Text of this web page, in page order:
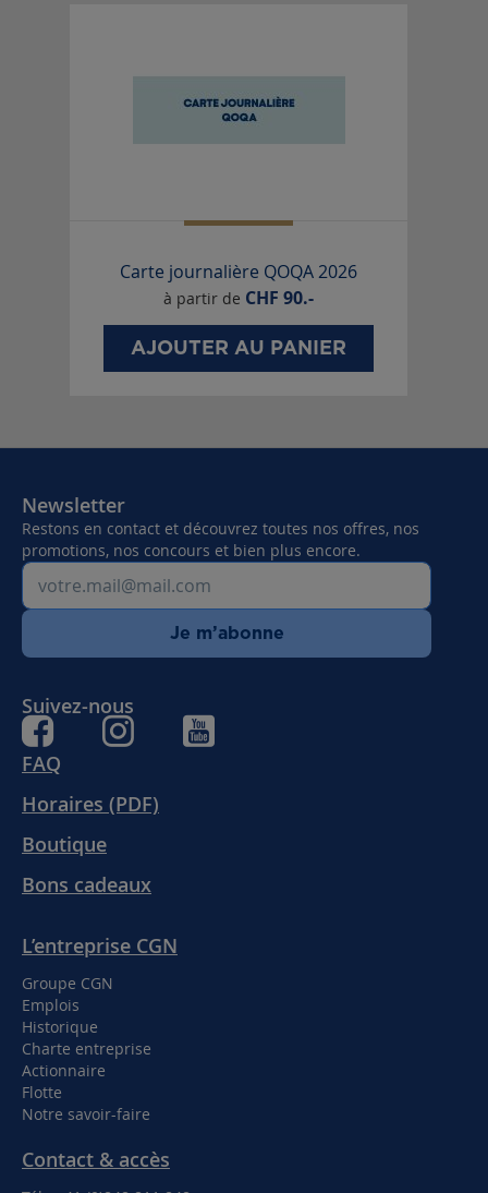
Carte journalière QOQA 2026
à partir de CHF 90.-
AJOUTER AU PANIER
FAQ
Horaires (PDF)
Boutique
Bons cadeaux
L’entreprise CGN
Groupe CGN
Emplois
Historique
Charte entreprise
Actionnaire
Flotte
Notre savoir-faire
Contact & accès
Newsletter
Restons en contact et découvrez toutes nos offres, nos
promotions, nos concours et bien plus encore.
Je m’abonne
Suivez-nous